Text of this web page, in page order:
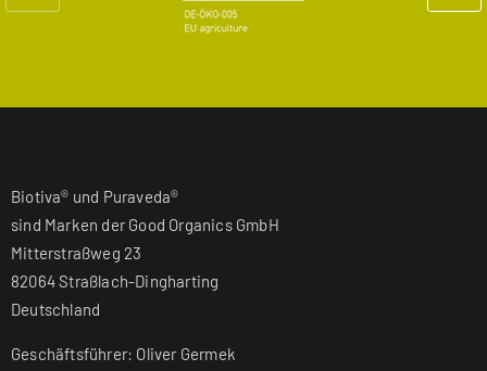
Biotiva® und Puraveda®
sind Marken der Good Organics GmbH
Mitterstraßweg 23
82064 Straßlach-Dingharting
Deutschland
Geschäftsführer: Oliver Germek